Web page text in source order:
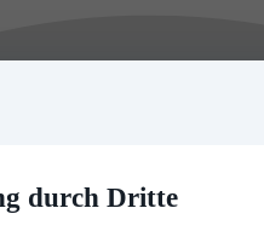
durch Dritte